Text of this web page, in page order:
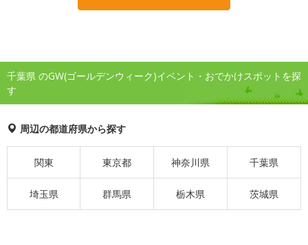
千葉県 のGW(ゴールデンウィーク)イベント・おでかけスポットを探
す
周辺の都道府県から探す
関東 東京都 神奈川県 千葉県
埼玉県 群馬県 栃木県 茨城県